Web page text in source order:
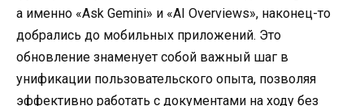
а именно «Ask Gemini» и «AI Overviews», наконец-то
добрались до мобильных приложений. Это
обновление знаменует собой важный шаг в
унификации пользовательского опыта, позволяя
эффективно работать с документами на ходу без